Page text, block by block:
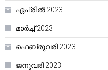
ഏപ്രിൽ 2023
മാർച്ച്‌ 2023
ഫെബ്രുവരി 2023
ജനുവരി 2023